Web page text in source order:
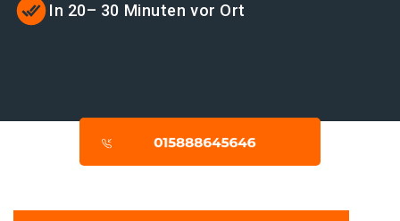
In 20– 30 Minuten vor Ort